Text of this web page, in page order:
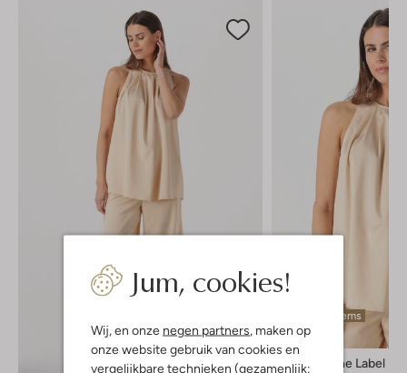
Jum, cookies!
Wij, en onze negen partners , maken op
onze website gebruik van cookies en
vergelijkbare technieken (gezamenlijk:
Laatste items
-60%
Aimee The Label